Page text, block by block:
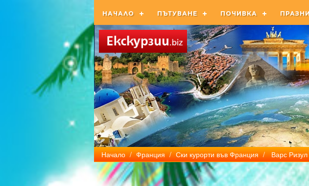
НАЧАЛО ПЪТУВАНЕ ПОЧИВКА
Начало / Франция / Ски курорти във Франция / Варс